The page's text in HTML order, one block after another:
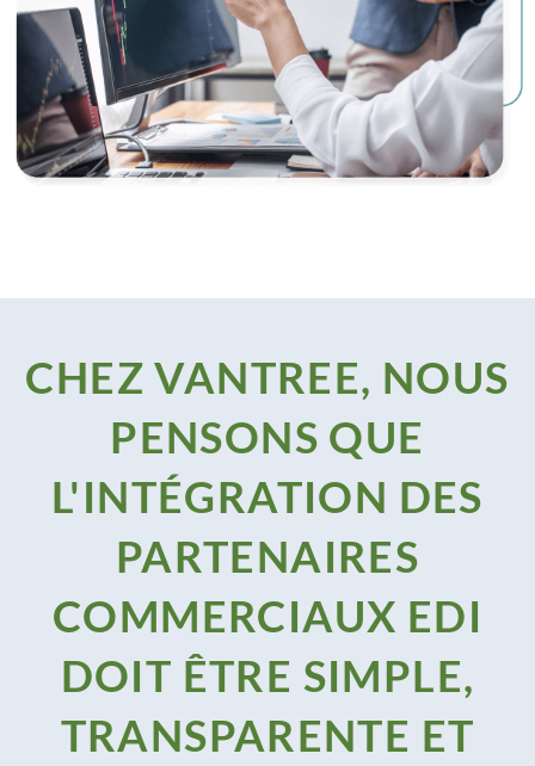
CHEZ VANTREE, NOUS
PENSONS QUE
L'INTÉGRATION DES
PARTENAIRES
COMMERCIAUX EDI
DOIT ÊTRE SIMPLE,
TRANSPARENTE ET